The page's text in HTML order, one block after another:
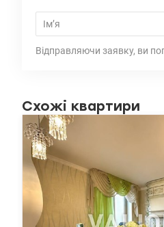
Відправляючи заявку, ви
Схожі квартири